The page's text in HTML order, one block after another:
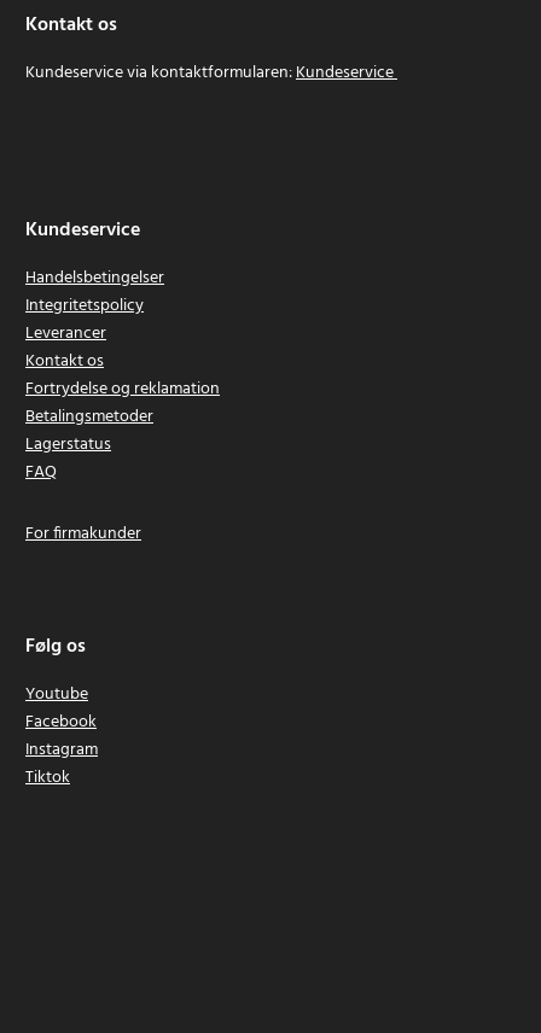
Kontakt os
Kundeservice via kontaktformularen:Kundeservice
Kundeservice
Handelsbetingelser
Integritetspolicy
Leverancer
Kontakt os
Fortrydelse og reklamation
Betalingsmetoder
Lagerstatus
FAQ
For firmakunder
Følg os
Youtube
Facebook
Instagram
Tiktok